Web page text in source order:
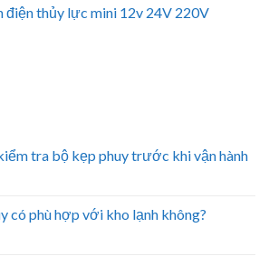
điện thủy lực mini 12v 24V 220V
tra bộ kẹp phuy trước khi vận hành
có phù hợp với kho lạnh không?